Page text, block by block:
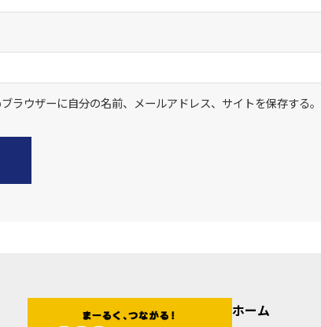
ラウザーに自分の名前、メールアドレス、サイトを保存する。
ホーム